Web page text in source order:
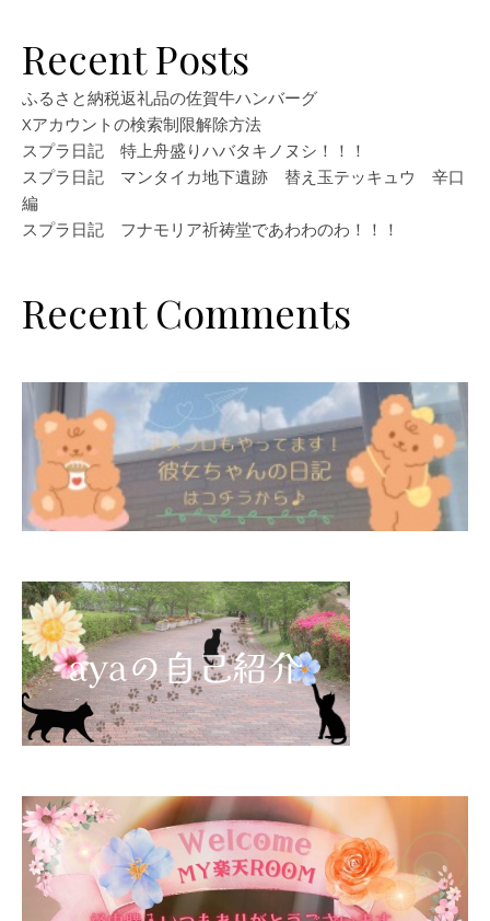
Recent Posts
ふるさと納税返礼品の佐賀牛ハンバーグ
Xアカウントの検索制限解除方法
スプラ日記 特上舟盛りハバタキノヌシ！！！
スプラ日記 マンタイカ地下遺跡 替え玉テッキュウ 辛口
編
スプラ日記 フナモリア祈祷堂であわわのわ！！！
Recent Comments